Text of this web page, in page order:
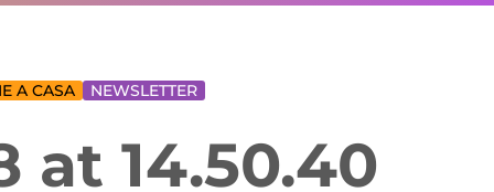
A CASA NEWSLETTER
at 14.50.40